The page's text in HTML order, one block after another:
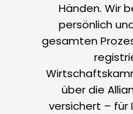
Händen. Wir
persönlich
gesamten
über die
versichert – für